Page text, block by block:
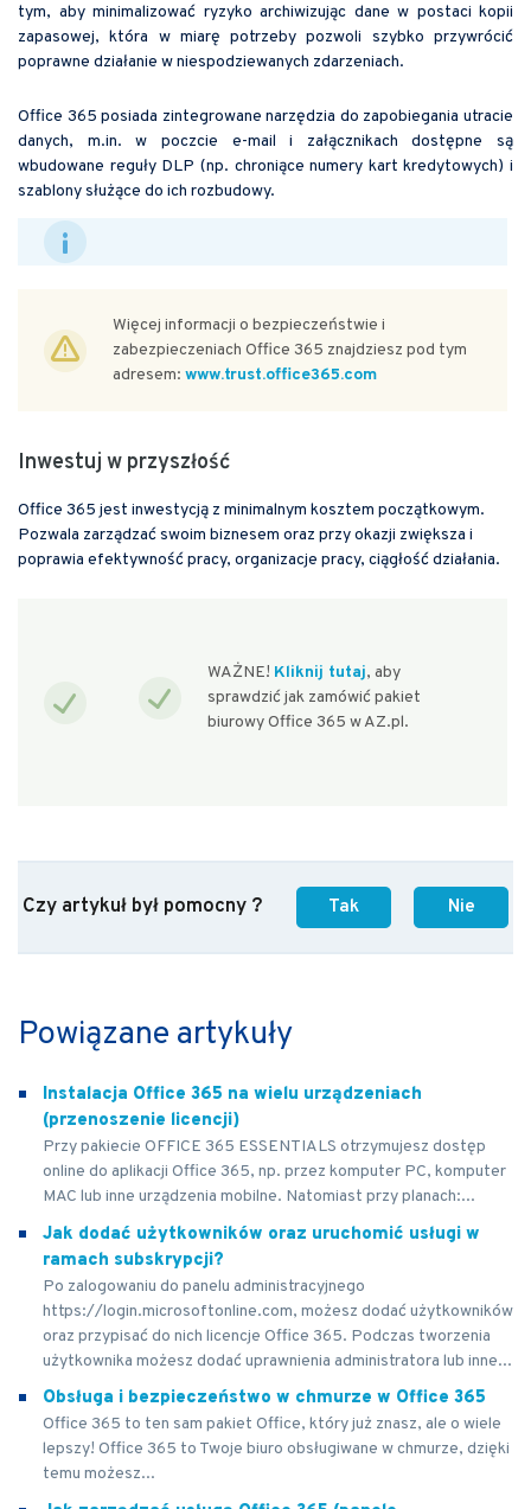
tym, aby minimalizować ryzyko archiwizując dane w postaci kopii
zapasowej, która w miarę potrzeby pozwoli szybko przywrócić
poprawne działanie w niespodziewanych zdarzeniach.
Office 365 posiada zintegrowane narzędzia do zapobiegania utracie
danych, m.in. w poczcie e-mail i załącznikach dostępne są
wbudowane reguły DLP (np. chroniące numery kart kredytowych) i
szablony służące do ich rozbudowy.
Więcej informacji o bezpieczeństwie i
zabezpieczeniach Office 365 znajdziesz pod tym
adresem: www.trust.office365.com
Inwestuj w przyszłość
Office 365 jest inwestycją z minimalnym kosztem początkowym.
Pozwala zarządzać swoim biznesem oraz przy okazji zwiększa i
poprawia efektywność pracy, organizacje pracy, ciągłość działania.
WAŻNE! Kliknij tutaj, aby
sprawdzić jak zamówić pakiet
biurowy Office 365 w AZ.pl.
Czy artykuł był pomocny ? Tak Nie
Powiązane artykuły
Instalacja Office 365 na wielu urządzeniach
(przenoszenie licencji)
Przy pakiecie OFFICE 365 ESSENTIALS otrzymujesz dostęp
online do aplikacji Office 365, np. przez komputer PC, komputer
MAC lub inne urządzenia mobilne. Natomiast przy planach:...
Jak dodać użytkowników oraz uruchomić usługi w
ramach subskrypcji?
Po zalogowaniu do panelu administracyjnego
https://login.microsoftonline.com, możesz dodać użytkowników
oraz przypisać do nich licencje Office 365. Podczas tworzenia
użytkownika możesz dodać uprawnienia administratora lub inne...
Obsługa i bezpieczeństwo w chmurze w Office 365
Office 365 to ten sam pakiet Office, który już znasz, ale o wiele
lepszy! Office 365 to Twoje biuro obsługiwane w chmurze, dzięki
temu możesz...